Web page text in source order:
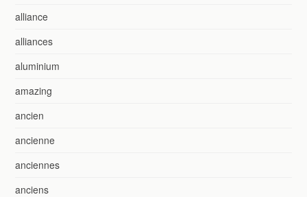
alliance
alliances
aluminium
amazing
ancien
ancienne
anciennes
anciens